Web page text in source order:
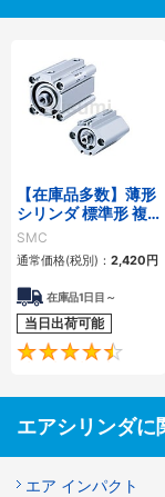
【在庫品多数】薄形
シリンダ 標準形 複
動・片ロッド CQ2
シリーズ
SMC
通常価格(税別)： 2,420円
在庫品1日目～
当日出荷可能
エアシリンダに
エア インパクト